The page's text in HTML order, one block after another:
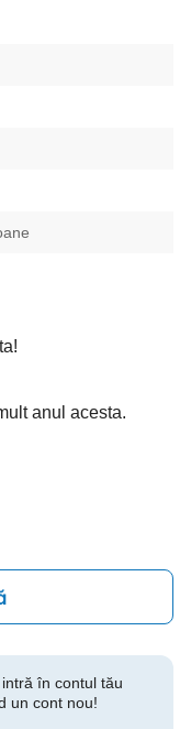
anul acesta.
în contul tău
un cont nou!